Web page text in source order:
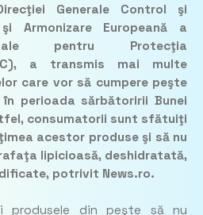
Generale Control şi
Armonizare Europeană a
pentru Protecţia
a transmis mai multe
care vor să cumpere peşte
perioada sărbătoririi Bunei
consumatorii sunt sfătuiţi
acestor produse şi să nu
lipicioasă, deshidratată,
potrivit News.ro.
produsele din peşte să nu